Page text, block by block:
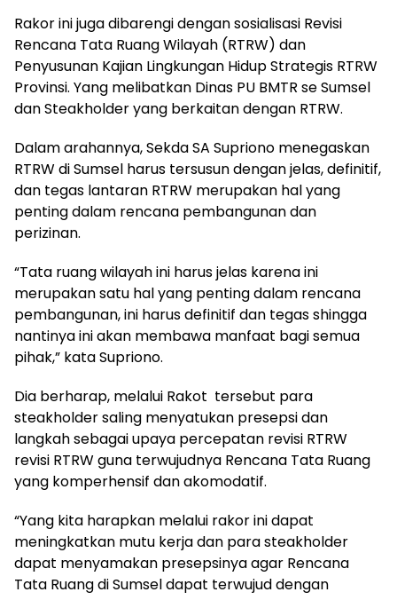
Rakor ini juga dibarengi dengan sosialisasi Revisi
Rencana Tata Ruang Wilayah (RTRW) dan
Penyusunan Kajian Lingkungan Hidup Strategis RTRW
Provinsi. Yang melibatkan Dinas PU BMTR se Sumsel
dan Steakholder yang berkaitan dengan RTRW.
Dalam arahannya, Sekda SA Supriono menegaskan
RTRW di Sumsel harus tersusun dengan jelas, definitif,
dan tegas lantaran RTRW merupakan hal yang
penting dalam rencana pembangunan dan
perizinan.
“Tata ruang wilayah ini harus jelas karena ini
merupakan satu hal yang penting dalam rencana
pembangunan, ini harus definitif dan tegas shingga
nantinya ini akan membawa manfaat bagi semua
pihak,” kata Supriono.
Dia berharap, melalui Rakot tersebut para
steakholder saling menyatukan presepsi dan
langkah sebagai upaya percepatan revisi RTRW
revisi RTRW guna terwujudnya Rencana Tata Ruang
yang komperhensif dan akomodatif.
“Yang kita harapkan melalui rakor ini dapat
meningkatkan mutu kerja dan para steakholder
dapat menyamakan presepsinya agar Rencana
Tata Ruang di Sumsel dapat terwujud dengan